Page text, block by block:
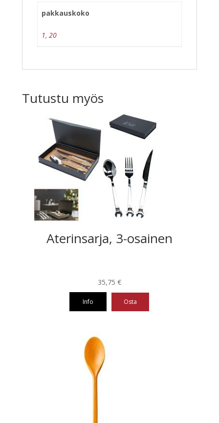
pakkauskoko
1, 20
Tutustu myös
Aterinsarja, 3-osainen
35,75 €
Info Osta